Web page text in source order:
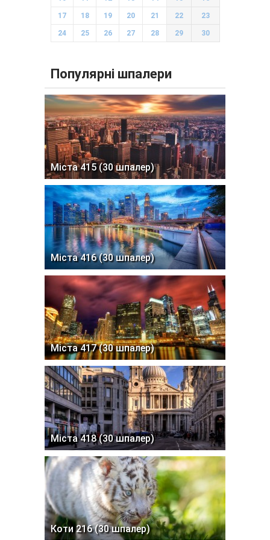
17 18 19 20 21 22 23
24 25 26 27 28 29 30
Популярні шпалери
Міста 415 (30 шпалер)
Міста 416 (30 шпалер)
Міста 417 (30 шпалер)
Міста 418 (30 шпалер)
Коти 216 (30 шпалер)